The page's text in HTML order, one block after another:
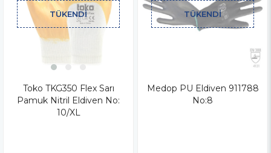
TÜKENDI
Toko TKG350 Flex Sarı
Pamuk Nitril Eldiven No:
10/XL
TÜKENDI
Medop PU Eldiven 911788
No:8